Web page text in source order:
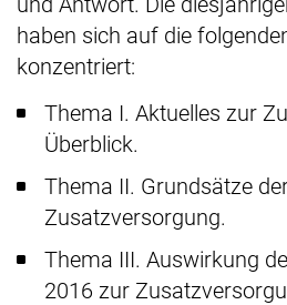
haben sich auf die
konzentriert:
Thema I. Aktuelles zur
Überblick.
Thema II. Grundsätze
Zusatzversorgung.
Thema III. Auswirkung
2016 zur